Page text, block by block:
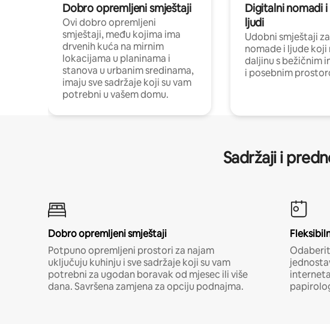
Dobro opremljeni smještaji
Ovi dobro opremljeni
smještaji, među kojima ima
drvenih kuća na mirnim
lokacijama u planinama i
stanova u urbanim sredinama,
imaju sve sadržaje koji su vam
potrebni u vašem domu.
Digitalni nomadi
ljudi
Udobni smještaji
nomade i ljude koji
daljinu s bežičnim
i posebnim
Sadržaji i
Dobro opremljeni smještaji
Potpuno opremljeni prostori za najam
uključuju kuhinju i sve sadržaje koji su vam
potrebni za ugodan boravak od mjesec ili više
dana. Savršena zamjena za opciju podnajma.